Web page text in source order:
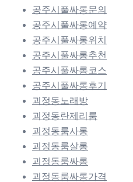
공주시풀싸롱문의
공주시풀싸롱예약
공주시풀싸롱위치
공주시풀싸롱추천
공주시풀싸롱코스
공주시풀싸롱후기
괴정동노래방
괴정동란제리룸
괴정동룸사롱
괴정동룸살롱
괴정동룸싸롱
괴정동룸싸롱가격